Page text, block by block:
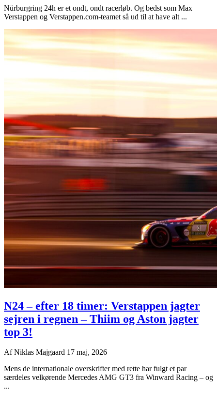
Nürburgring 24h er et ondt, ondt racerløb. Og bedst som Max
Verstappen og Verstappen.com-teamet så ud til at have alt ...
N24 – efter 18 timer: Verstappen jagter
sejren i regnen – Thiim og Aston jagter
top 3!
AfNiklas Majgaard 17 maj, 2026
Mens de internationale overskrifter med rette har fulgt et par
særdeles velkørende Mercedes AMG GT3 fra Winward Racing – og
...